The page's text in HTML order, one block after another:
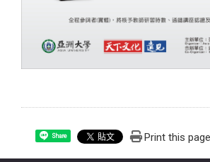
Share Print this page